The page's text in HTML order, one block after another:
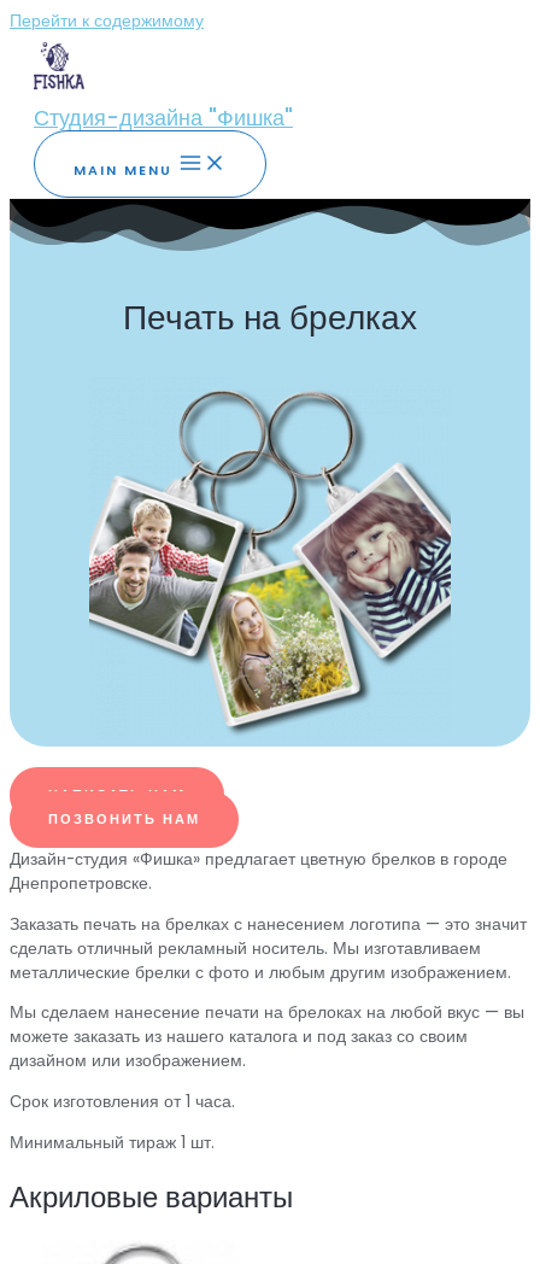
Перейти к содержимому
Студия-дизайна "Фишка"
MAIN MENU
Печать на брелках
НАПИСАТЬ НАМ
ПОЗВОНИТЬ НАМ
Дизайн-студия «Фишка» предлагает цветную брелков в городе
Днепропетровске.
Заказать печать на брелках с нанесением логотипа — это значит
сделать отличный рекламный носитель. Мы изготавливаем
металлические брелки с фото и любым другим изображением.
Мы сделаем нанесение печати на брелоках на любой вкус — вы
можете заказать из нашего каталога и под заказ со своим
дизайном или изображением.
Срок изготовления от 1 часа.
Минимальный тираж 1 шт.
Акриловые варианты